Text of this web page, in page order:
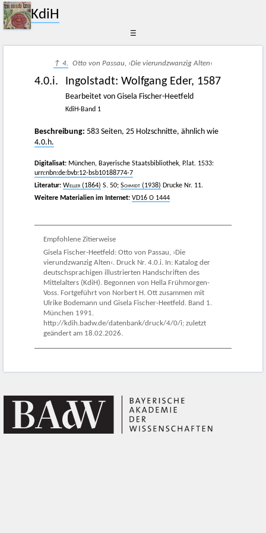
KdiH
☰
↑ 4. Otto von Passau, ›Die vierundzwanzig Alten‹
4.0.i. Ingolstadt: Wolfgang Eder, 1587
Bearbeitet von Gisela Fischer-Heetfeld
KdiH-Band 1
Beschreibung: 583 Seiten, 25 Holzschnitte, ähnlich wie
4.0.h.
Digitalisat: München, Bayerische Staatsbibliothek, P.lat. 1533:
urn:nbn:de:bvb:12-bsb10188774-7
Literatur: Weller (1864) S. 50; Schmidt (1938) Drucke Nr. 11.
Weitere Materialien im Internet: VD16 O 1444
Empfohlene Zitierweise
Gisela Fischer-Heetfeld: Otto von Passau, ›Die
vierundzwanzig Alten‹. Druck Nr. 4.0.i. In: Katalog der
deutschsprachigen illustrierten Handschriften des
Mittelalters (KdiH). Begonnen von Hella Frühmorgen-
Voss. Fortgeführt von Norbert H. Ott zusammen mit
Ulrike Bodemann und Gisela Fischer-Heetfeld. Band 1.
München 1991.
http://kdih.badw.de/datenbank/druck/4/0/i; zuletzt
geändert am 18.02.2026.